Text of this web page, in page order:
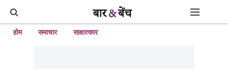
होम समाचार साक्षात्कार